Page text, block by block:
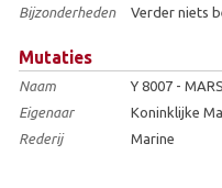
Bijzonderheden
Verder niets
Mutaties
Naam
Y 8007 -
Eigenaar
Koninklijke
Rederij
Marine